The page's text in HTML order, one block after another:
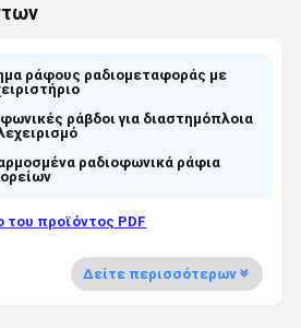
ράφους ραδιομεταφοράς με
ράβδοι για διαστημόπλοια
ραδιοφωνικά ράφια
του προϊόντος PDF
Δείτε περισσότερων